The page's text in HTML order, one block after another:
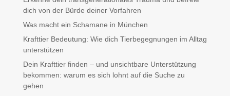
dich von der Bürde deiner Vorfahren
Was macht ein Schamane in München
Krafttier Bedeutung: Wie dich Tierbegegnungen im Alltag
unterstützen
Dein Krafttier finden – und unsichtbare Unterstützung
bekommen: warum es sich lohnt auf die Suche zu
gehen